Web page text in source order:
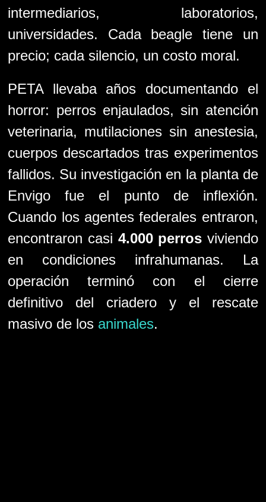
intermediarios, laboratorios,
universidades. Cada beagle tiene un
precio; cada silencio, un costo moral.
PETA llevaba años documentando el
horror: perros enjaulados, sin atención
veterinaria, mutilaciones sin anestesia,
cuerpos descartados tras experimentos
fallidos. Su investigación en la planta de
Envigo fue el punto de inflexión.
Cuando los agentes federales entraron,
encontraron casi 4.000 perros viviendo
en condiciones infrahumanas. La
operación terminó con el cierre
definitivo del criadero y el rescate
masivo de los animales.